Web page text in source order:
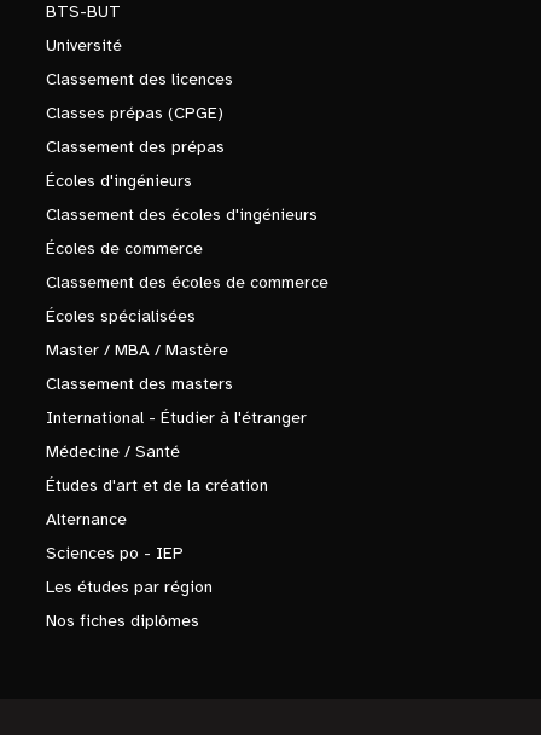
BTS-BUT
Université
Classement des licences
Classes prépas (CPGE)
Classement des prépas
Écoles d'ingénieurs
Classement des écoles d'ingénieurs
Écoles de commerce
Classement des écoles de commerce
Écoles spécialisées
Master / MBA / Mastère
Classement des masters
International - Étudier à l'étranger
Médecine / Santé
Études d'art et de la création
Alternance
Sciences po - IEP
Les études par région
Nos fiches diplômes